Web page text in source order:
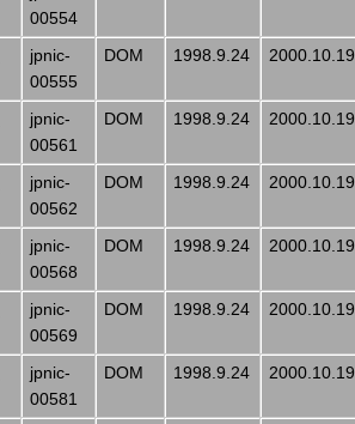
00554
jpnic-
00555
DOM 1998.9.24 2000.10.19
jpnic-
00561
DOM 1998.9.24 2000.10.19
jpnic-
00562
DOM 1998.9.24 2000.10.19
jpnic-
00568
DOM 1998.9.24 2000.10.19
jpnic-
00569
DOM 1998.9.24 2000.10.19
jpnic-
00581
DOM 1998.9.24 2000.10.19